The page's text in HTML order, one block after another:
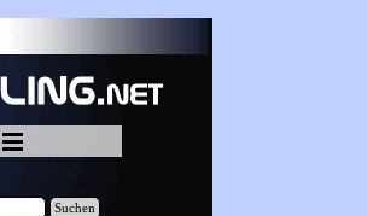
Menü überspringen
Suchen